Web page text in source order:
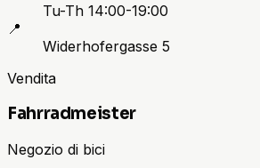
Tu-Th 14:00-19:00
📍
Widerhofergasse 5
Vendita
Fahrradmeister
Negozio di bici